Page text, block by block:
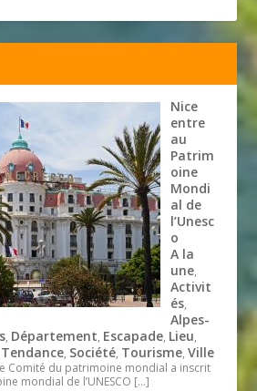
Nice
entre
au
Patrim
oine
Mondi
al de
l’Unesc
o
A la
une,
Activit
és,
Alpes-
, Département, Escapade, Lieu,
, Société, Tourisme,Ville
Comité du patrimoine mondial a inscrit
mondial de l’UNESCO […]